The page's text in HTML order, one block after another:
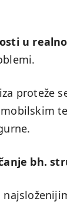
u
proteže
bh.